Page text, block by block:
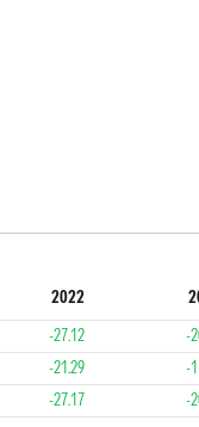
2022
-27.12 -
-21.29 -
-27.17 -
4